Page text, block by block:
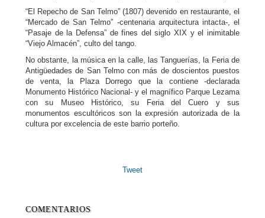
“El Repecho de San Telmo” (1807) devenido en restaurante, el
“Mercado de San Telmo” -centenaria arquitectura intacta-, el
“Pasaje de la Defensa” de fines del siglo XIX y el inimitable
“Viejo Almacén”, culto del tango.
No obstante, la música en la calle, las Tanguerías, la Feria de
Antigüedades de San Telmo con más de doscientos puestos
de venta, la Plaza Dorrego que la contiene -declarada
Monumento Histórico Nacional- y el magnífico Parque Lezama
con su Museo Histórico, su Feria del Cuero y sus
monumentos escultóricos son la expresión autorizada de la
cultura por excelencia de este barrio porteño.
Tweet
COMENTARIOS